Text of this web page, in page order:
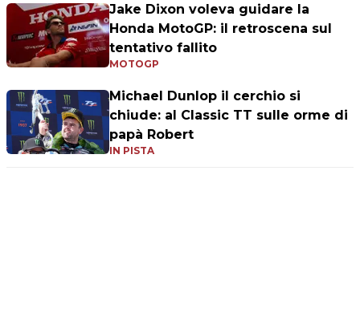
Jake Dixon voleva guidare la
Honda MotoGP: il retroscena sul
tentativo fallito
MOTOGP
Michael Dunlop il cerchio si
chiude: al Classic TT sulle orme di
papà Robert
IN PISTA